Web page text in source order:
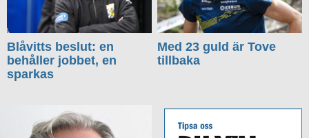
Blåvitts beslut: en
behåller jobbet, en
sparkas
Med 23 guld är Tove
tillbaka